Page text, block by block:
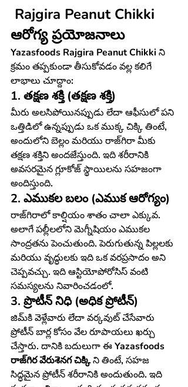
ఆరోగ్య ప్రయోజనాలు
Yazasfoods Rajgira Peanut Chikki ని
క్రమం తప్పకుండా తీసుకోవడం వల్ల కలిగే
లాభాలు చూద్దాం:
1. తక్షణ శక్తి (తక్షణ శక్తి)
మీరు అలసిపోయినప్పుడు లేదా ఆఫీసులో పని
ఒత్తిడిలో ఉన్నప్పుడు ఒక ముక్క చిక్కి తింటే,
అందులోని బెల్లం మరియు రాజ్‌గిరా మీకు
తక్షణ శక్తిని అందజేస్తుంది. ఇది శరీరానికి
అవసరమైన గ్లూకోజ్ స్థాయిలను సహజంగా
అందిస్తుంది.
2. ఎముకల బలం (ఎముక ఆరోగ్యం)
రాజ్‌గిరాలో కాల్షియం శాతం చాలా ఎక్కువ.
అలాగే పల్లీలలోని మెగ్నీషియం ఎముకల
సాంద్రతను పెంచుతుంది. పెరుగుతున్న పిల్లలకు
మరియు వృద్ధులకు ఇది ఒక వరప్రసాదం అని
చెప్పవచ్చు. ఇది ఆస్టియోపోరోసిస్ వంటి
సమస్యలను నివారించడంలో.
3. ప్రొటీన్ నిధి (అధిక ప్రోటీన్)
జిమ్‌కి వెళ్లేవారు లేదా వర్కవుట్ చేసేవారు
ప్రోటీన్ బార్ల కోసం వేల రూపాయలు ఖర్చు
చేస్తారు. దానికి బదులుగా ఈ Yazasfoods
రాజ్‌గిర వేరుశెనగ చిక్కి ని తింటే, సహజ
సిద్ధమైన ప్రోటీన్ శరీరానికి అందుతుంది. ఇది